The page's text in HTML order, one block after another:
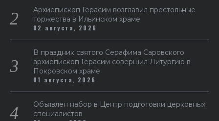
Архиепископ Герасим возглавил престольные
торжества в Ильинском храме
02 августа, 2026
В праздник святого Серафима Саровского
архиепископ Герасим совершил Литургию в
Покровском храме
01 августа, 2026
Объявлен набор в Центр подготовки церковных
специалистов